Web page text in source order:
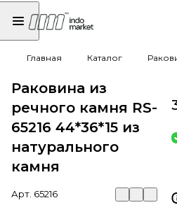
Главная Каталог
Раковина из
речного камня RS-
65216 44*36*15 из
натурального
камня
Арт. 65216